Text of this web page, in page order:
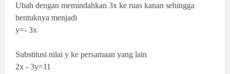
Ubah dengan memindahkan 3x ke ruas kanan sehingga
bentuknya menjadi
y=- 3x
Substitusi nilai y ke persamaan yang lain
2x - 3y=11